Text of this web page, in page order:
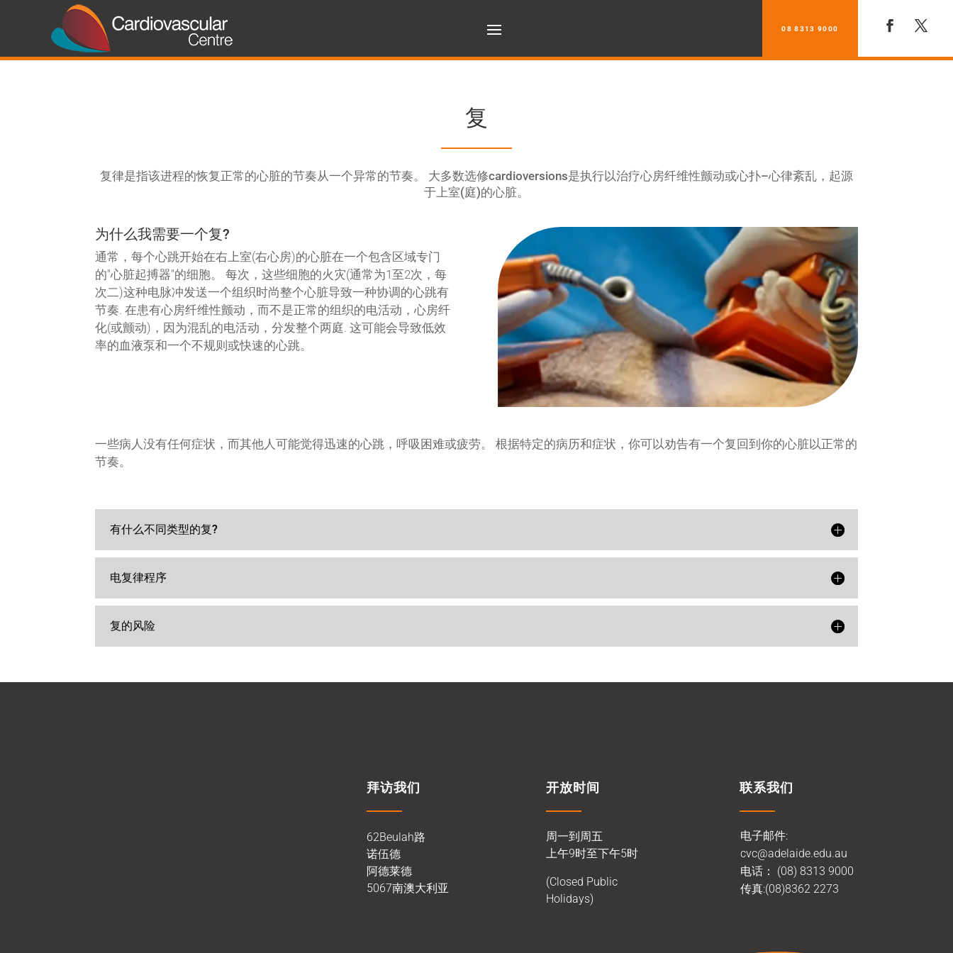
08 8313 9000
复
复律是指该进程的恢复正常的心脏的节奏从一个异常的节奏。 大多数选修cardioversions是执行以治疗心房纤维性颤动或心扑–心律紊乱，起源
于上室(庭)的心脏。
为什么我需要一个复?
通常，每个心跳开始在右上室(右心房)的心脏在一个包含区域专门
的"心脏起搏器"的细胞。 每次，这些细胞的火灾(通常为1至2次，每
次二)这种电脉冲发送一个组织时尚整个心脏导致一种协调的心跳有
节奏. 在患有心房纤维性颤动，而不是正常的组织的电活动，心房纤
化(或颤动)，因为混乱的电活动，分发整个两庭. 这可能会导致低效
率的血液泵和一个不规则或快速的心跳。
一些病人没有任何症状，而其他人可能觉得迅速的心跳，呼吸困难或疲劳。 根据特定的病历和症状，你可以劝告有一个复回到你的心脏以正常的
节奏。
有什么不同类型的复?
电复律程序
复的风险
拜访我们
62Beulah路
诺伍德
阿德莱德
5067南澳大利亚
开放时间
周一到周五
上午9时至下午5时
(Closed Public
Holidays)
联系我们
电子邮件:
cvc@adelaide.edu.au
电话： (08) 8313 9000
传真:(08)8362 2273